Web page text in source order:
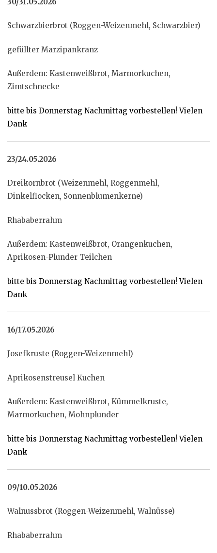
Schwarzbierbrot (Roggen-Weizenmehl, Schwarzbier)
gefüllter Marzipankranz
Außerdem: Kastenweißbrot, Marmorkuchen,
Zimtschnecke
bitte bis Donnerstag Nachmittag vorbestellen! Vielen
Dank
23/24.05.2026
Dreikornbrot (Weizenmehl, Roggenmehl,
Dinkelflocken, Sonnenblumenkerne)
Rhababerrahm
Außerdem: Kastenweißbrot, Orangenkuchen,
Aprikosen-Plunder Teilchen
bitte bis Donnerstag Nachmittag vorbestellen! Vielen
Dank
16/17.05.2026
Josefkruste (Roggen-Weizenmehl)
Aprikosenstreusel Kuchen
Außerdem: Kastenweißbrot, Kümmelkruste,
Marmorkuchen, Mohnplunder
bitte bis Donnerstag Nachmittag vorbestellen! Vielen
Dank
09/10.05.2026
Walnussbrot (Roggen-Weizenmehl, Walnüsse)
Rhababerrahm